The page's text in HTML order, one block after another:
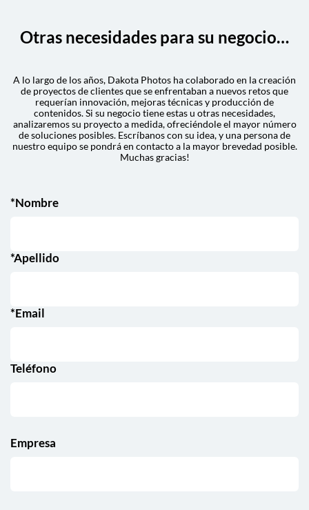
Otras necesidades para su negocio…
A lo largo de los años, Dakota Photos ha colaborado en la creación
de proyectos de clientes que se enfrentaban a nuevos retos que
requerían innovación, mejoras técnicas y producción de
contenidos. Si su negocio tiene estas u otras necesidades,
analizaremos su proyecto a medida, ofreciéndole el mayor número
de soluciones posibles. Escríbanos con su idea, y una persona de
nuestro equipo se pondrá en contacto a la mayor brevedad posible.
Muchas gracias!
*Nombre
*Apellido
*Email
Teléfono
Empresa